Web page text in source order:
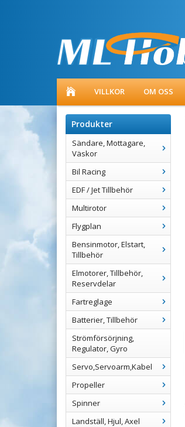
VILLKOR OM OSS
Produkter
Sändare, Mottagare,
Väskor
Bil Racing
EDF / Jet Tillbehör
Multirotor
Flygplan
Bensinmotor, Elstart,
Tillbehör
Elmotorer, Tillbehör,
Reservdelar
Fartreglage
Batterier, Tillbehör
Strömförsörjning,
Regulator, Gyro
Servo,Servoarm,Kabel
Propeller
Spinner
Landställ, Hjul, Axel